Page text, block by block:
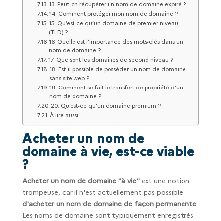
13. Peut-on récupérer un nom de domaine expiré ?
14. Comment protéger mon nom de domaine ?
15. Qu’est-ce qu’un domaine de premier niveau
(TLD) ?
16. Quelle est l’importance des mots-clés dans un
nom de domaine ?
17. Que sont les domaines de second niveau ?
18. Est-il possible de posséder un nom de domaine
sans site web ?
19. Comment se fait le transfert de propriété d’un
nom de domaine ?
20. Qu’est-ce qu’un domaine premium ?
À lire aussi
Acheter un nom de
domaine à vie, est-ce viable
?
Acheter un nom de domaine "à vie"est une notion
trompeuse, car il n'est actuellement pas possible
d'acheter un nom de domaine de façon permanente.
Les noms de domaine sont typiquement enregistrés